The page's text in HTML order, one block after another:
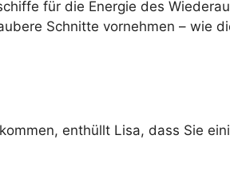
für die Energie des
Schnitte vornehmen – wie
enthüllt Lisa, dass Sie